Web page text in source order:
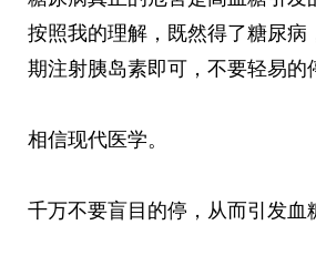
按照我的理解，既然得了糖尿病
期注射胰岛素即可，不要轻易的
相信现代医学。
千万不要盲目的停，从而引发血